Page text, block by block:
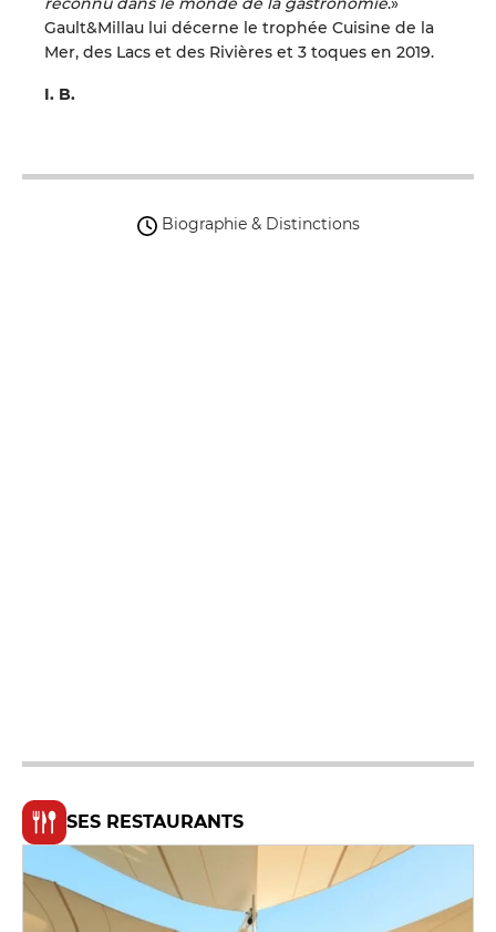
Gault&Millau lui décerne le trophée Cuisine de la
Mer, des Lacs et des Rivières et 3 toques en 2019.
I. B.
Biographie & Distinctions
SES RESTAURANTS